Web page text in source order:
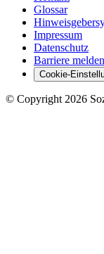
Glossar
Impressum
Datenschutz
Barriere melden
Cookie-
© Copyright 2026